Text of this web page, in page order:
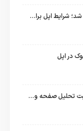
برنامه Apple Upgrade معرفی شد؛ شرایط اپل برای اجاره آیفون، آیپد، مک و اپل واچ
نسخه مک گوگل Gemini با قابلیت تحلیل صفحه و دستورات صوتی در به‌روزرسانی جدید